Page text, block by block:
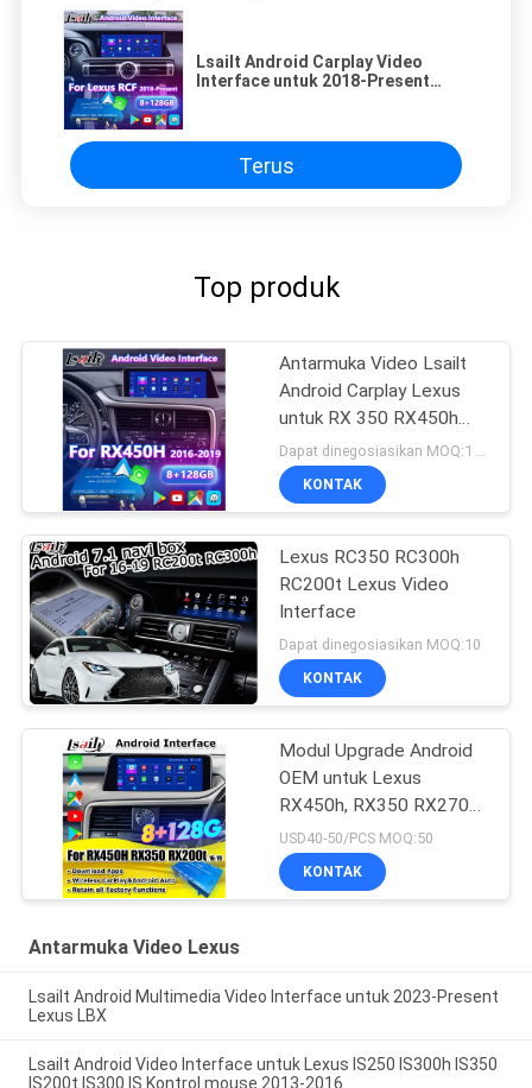
Lsailt Android Carplay Video
Interface untuk 2018-Present
Terus
Top produk
Antarmuka Video Lsailt
Android Carplay Lexus
untuk RX 350 RX450h
RX200t RX350L RX450L
RX300 RX350 2016-
2019
Dapat dinegosiasikan MOQ:1 Set
KONTAK
Lexus RC350 RC300h
RC200t Lexus Video
Interface
Dapat dinegosiasikan MOQ:10
KONTAK
Modul Upgrade Android
OEM untuk Lexus
RX450h, RX350 RX270
2016-2021 Integrasi
Wireless CarPlay, Android
Auto, YouTube, NetFlix
USD40-50/PCS MOQ:50
KONTAK
Antarmuka Video Lexus
Lsailt Android Multimedia Video Interface untuk 2023-Present
Lexus LBX
Lsailt Android Video Interface untuk Lexus IS250 IS300h IS350
IS200t IS300 IS Kontrol mouse 2013-2016